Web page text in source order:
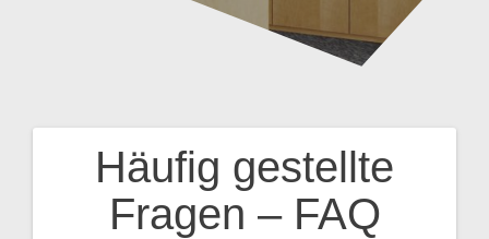
Häufig gestellte
Fragen – FAQ